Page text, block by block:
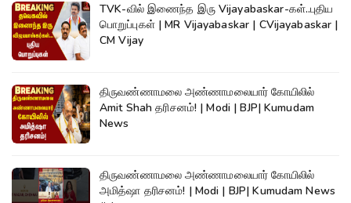
TVK-வில் இணைந்த இரு Vijayabaskar-கள்..புதிய
பொறுப்புகள் | MR Vijayabaskar | CVijayabaskar |
CM Vijay
திருவண்ணாமலை அண்ணாமலையார் கோயிலில்
Amit Shah தரிசனம்! | Modi | BJP| Kumudam
News
திருவண்ணாமலை அண்ணாமலையார் கோயிலில்
அமித்ஷா தரிசனம்! | Modi | BJP| Kumudam News